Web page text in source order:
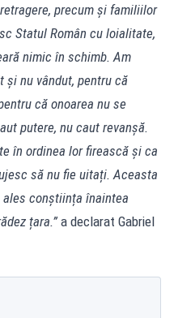
precum și familiilor
Statul Român cu loialitate,
nimic în schimb. Am
și nu vândut, pentru că
că onoarea nu se
putere, nu caut revanșă.
în ordinea lor firească și ca
să nu fie uitați. Aceasta
conștiința înaintea
țara.”a declarat Gabriel